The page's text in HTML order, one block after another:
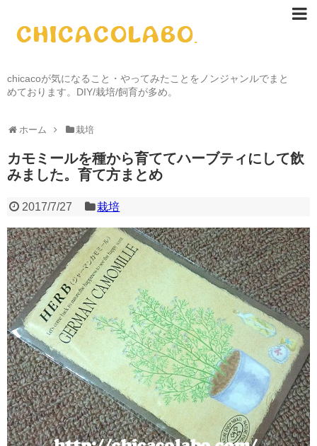
chicacoが気になること・やってみたことをノンジャンルでまと
めております。DIY/栽培/飼育が多め。
ホーム 栽培
カモミールを種から育ててハーブティにして飲
みました。育て方まとめ
2017/7/27 栽培